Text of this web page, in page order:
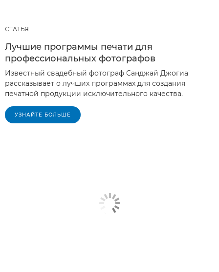
СТАТЬЯ
Лучшие программы печати для
профессиональных фотографов
Известный свадебный фотограф Санджай Джогиа
рассказывает о лучших программах для создания
печатной продукции исключительного качества.
УЗНАЙТЕ БОЛЬШЕ